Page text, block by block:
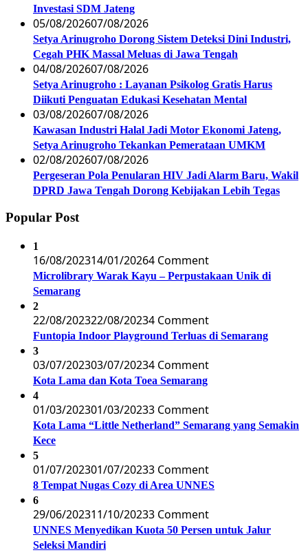
Investasi SDM Jateng
05/08/202607/08/2026
Setya Arinugroho Dorong Sistem Deteksi Dini Industri,
Cegah PHK Massal Meluas di Jawa Tengah
04/08/202607/08/2026
Setya Arinugroho : Layanan Psikolog Gratis Harus
Diikuti Penguatan Edukasi Kesehatan Mental
03/08/202607/08/2026
Kawasan Industri Halal Jadi Motor Ekonomi Jateng,
Setya Arinugroho Tekankan Pemerataan UMKM
02/08/202607/08/2026
Pergeseran Pola Penularan HIV Jadi Alarm Baru, Wakil
DPRD Jawa Tengah Dorong Kebijakan Lebih Tegas
Popular Post
1
16/08/202314/01/20264 Comment
Microlibrary Warak Kayu – Perpustakaan Unik di
Semarang
2
22/08/202322/08/20234 Comment
Funtopia Indoor Playground Terluas di Semarang
3
03/07/202303/07/20234 Comment
Kota Lama dan Kota Toea Semarang
4
01/03/202301/03/20233 Comment
Kota Lama “Little Netherland” Semarang yang Semakin
Kece
5
01/07/202301/07/20233 Comment
8 Tempat Nugas Cozy di Area UNNES
6
29/06/202311/10/20233 Comment
UNNES Menyedikan Kuota 50 Persen untuk Jalur
Seleksi Mandiri